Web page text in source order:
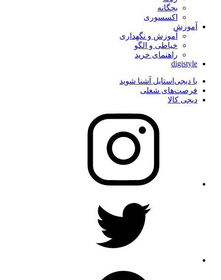
بچگانه
اکسسوری
آموزش
آموزش و نگهداری
خیاطی و الگو
راهنمای خرید
digistyle
با دیجی‌استایل آشنا شوید
فرصت‌های شغلی
دیجی کالا